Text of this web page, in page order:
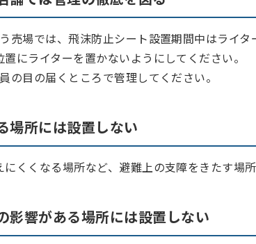
売場では、飛沫防止シート設置期間中はライ
にライターを置かないようにしてください。
の目の届くところで管理してください。
場所には設置しない
くくなる場所など、避難上の支障をきたす場
影響がある場所には設置しない